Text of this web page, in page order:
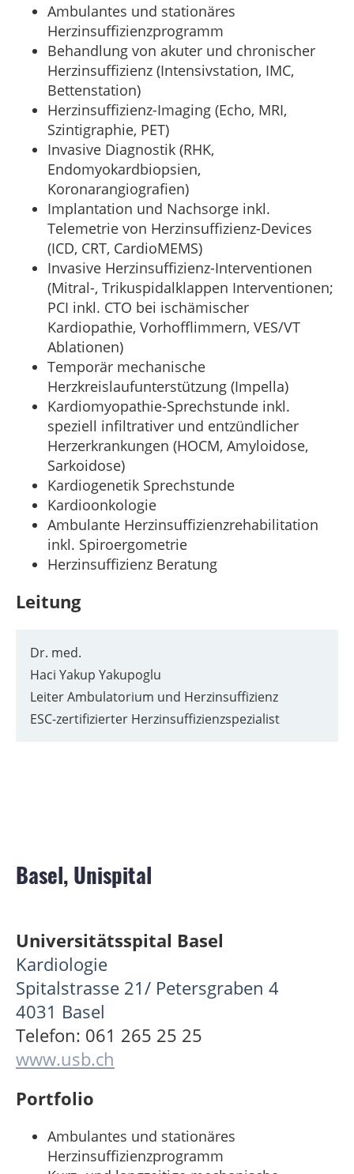
Ambulantes und stationäres
Herzinsuffizienzprogramm
Behandlung von akuter und chronischer
Herzinsuffizienz (Intensivstation, IMC,
Bettenstation)
Herzinsuffizienz-Imaging (Echo, MRI,
Szintigraphie, PET)
Invasive Diagnostik (RHK,
Endomyokardbiopsien,
Koronarangiografien)
Implantation und Nachsorge inkl.
Telemetrie von Herzinsuffizienz-Devices
(ICD, CRT, CardioMEMS)
Invasive Herzinsuffizienz-Interventionen
(Mitral-, Trikuspidalklappen Interventionen;
PCI inkl. CTO bei ischämischer
Kardiopathie, Vorhofflimmern, VES/VT
Ablationen)
Temporär mechanische
Herzkreislaufunterstützung (Impella)
Kardiomyopathie-Sprechstunde inkl.
speziell infiltrativer und entzündlicher
Herzerkrankungen (HOCM, Amyloidose,
Sarkoidose)
Kardiogenetik Sprechstunde
Kardioonkologie
Ambulante Herzinsuffizienzrehabilitation
inkl. Spiroergometrie
Herzinsuffizienz Beratung
Leitung
Dr. med.
Haci Yakup Yakupoglu
Leiter Ambulatorium und Herzinsuffizienz
ESC-zertifizierter Herzinsuffizienzspezialist
Basel, Unispital
Universitätsspital Basel
Kardiologie
Spitalstrasse 21/ Petersgraben 4
4031 Basel
Telefon: 061 265 25 25
www.usb.ch
Portfolio
Ambulantes und stationäres
Herzinsuffizienzprogramm